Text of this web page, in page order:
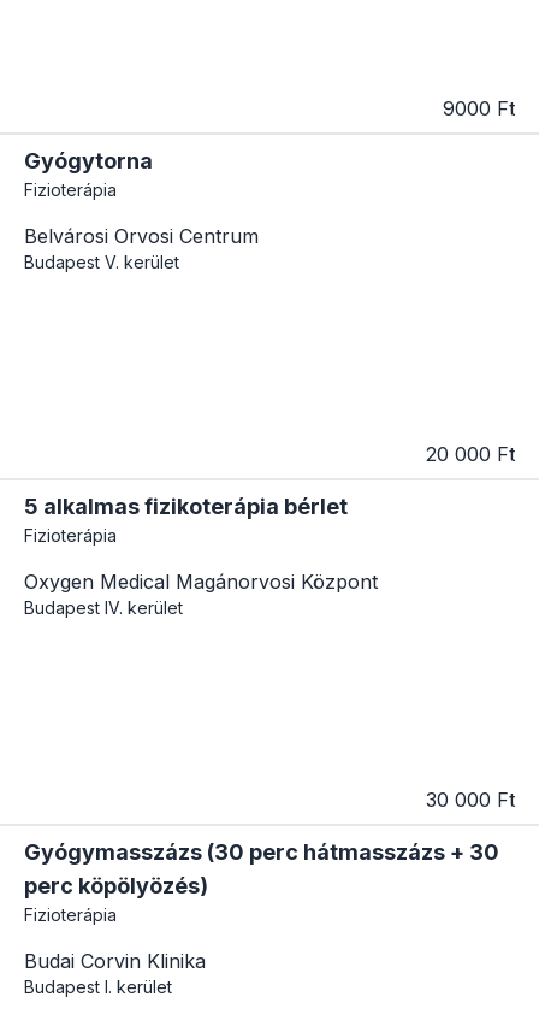
9000 Ft
Gyógytorna
Fizioterápia
Belvárosi Orvosi Centrum
Budapest V. kerület
20 000 Ft
5 alkalmas fizikoterápia bérlet
Fizioterápia
Oxygen Medical Magánorvosi Központ
Budapest IV. kerület
30 000 Ft
Gyógymasszázs (30 perc hátmasszázs + 30
perc köpölyözés)
Fizioterápia
Budai Corvin Klinika
Budapest I. kerület